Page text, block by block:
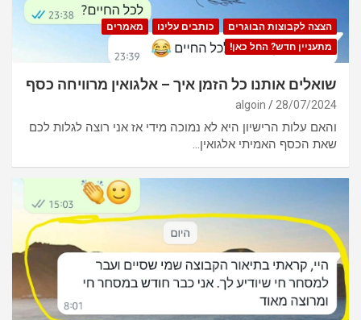
הצצה לקבוצות הבוגרים כותבים עלינו
מאמרים
מתעניין חדש? החל כאן!
שואלים אותנו כל הזמן איך – אלגואין מרוויחה כסף
28/07/2024
algoin
והאם עלות הרישיון היא לא נמוכה מידי אז אני רוצה לגלות לכם
שאת הכסף האמיתי אלגואין…